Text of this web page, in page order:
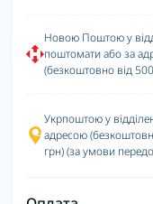
Новою Поштою у
поштомати або за
(безкоштовно від
Укрпоштою у
адресою
грн) (за умови